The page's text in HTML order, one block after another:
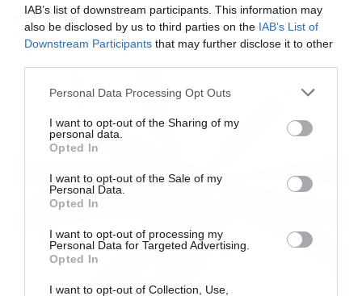
IAB’s list of downstream participants. This information may
also be disclosed by us to third parties on the IAB’s List of
Downstream Participants that may further disclose it to other
Please note that this website/app uses one or more Google
not limited to your visit or usage behaviour. You may click to
grant or deny consent to Google and its third-party tags to
use your data for below specified purposes in below Google
consent section.
Personal Data Processing Opt Outs
I want to opt-out of the Sharing of my
personal data.
Opted In
I want to opt-out of the Sale of my
Personal Data.
Opted In
I want to opt-out of processing my
Personal Data for Targeted Advertising.
Opted In
I want to opt-out of Collection, Use,
ΧΡΗΣΤΙΚΑ